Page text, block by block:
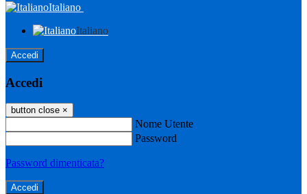
Italiano
Italiano
Accedi
Accedi
button close ×
Nome Utente
Password
Password dimenticata?